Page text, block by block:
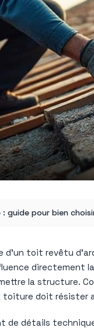
guide pour bien
d’un toit revêtu
directement
la structure.
toiture doit
de détails